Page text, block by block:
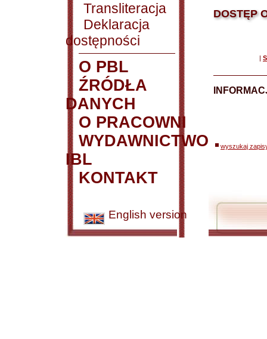
Transliteracja
Deklaracja
dostępności
O PBL
ŹRÓDŁA
DANYCH
O PRACOWNI
WYDAWNICTWO
IBL
KONTAKT
English version
DOSTĘP
|
wyszukaj